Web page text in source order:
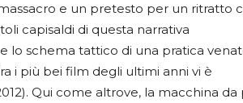
e un pretesto per un ritratto
capisaldi di questa narrativa
lo schema tattico di una pratica
i più bei film degli ultimi anni vi è
Qui come altrove, la macchina da